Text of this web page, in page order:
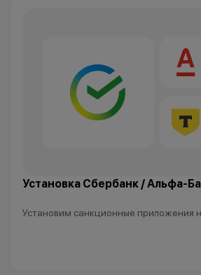
Установка Сбербанк / Альфа-
Установим санкционные приложения